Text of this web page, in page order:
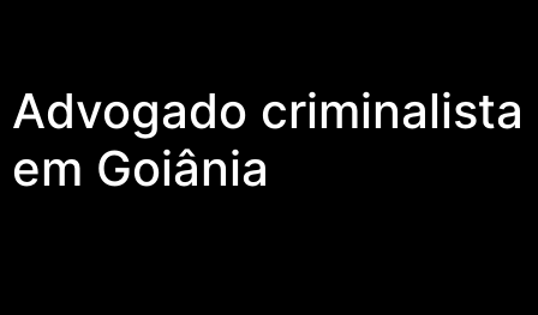
Advogado criminalista
em Goiânia